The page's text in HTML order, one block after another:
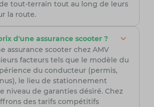
tout-terrain tout au long de leurs
la route.
d'une assurance scooter ?
assurance scooter chez AMV
facteurs tels que le modèle du
du conducteur (permis,
le lieu de stationnement
niveau de garanties désiré. Chez
des tarifs compétitifs